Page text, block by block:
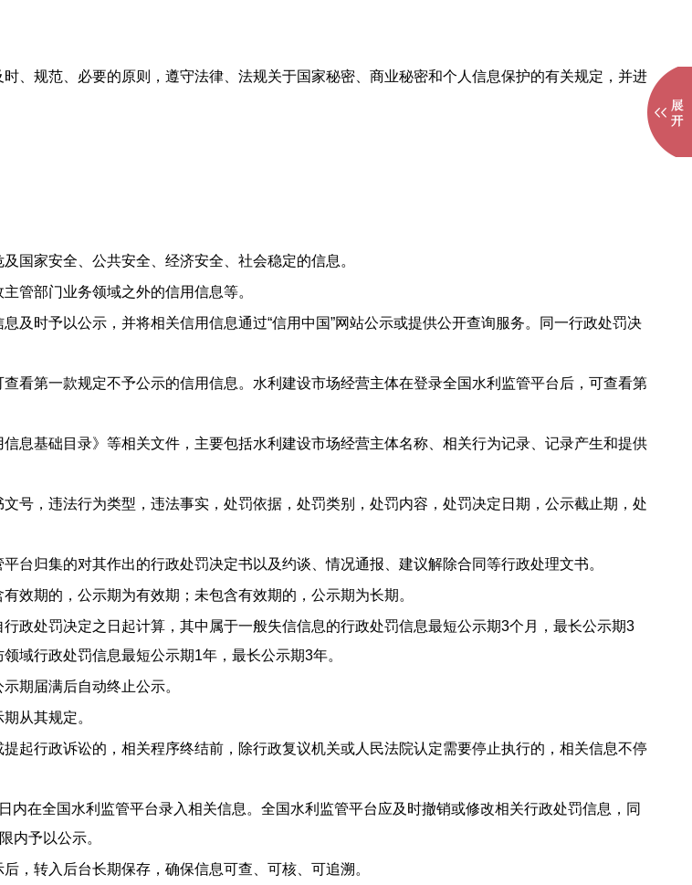
规范、必要的原则，遵守法律、法规关于国家秘密、商业秘密和个人信息保护的有关规定，并进
国家安全、公共安全、经济安全、社会稳定的信息。
管部门业务领域之外的信用信息等。
及时予以公示，并将相关信用信息通过“信用中国”网站公示或提供公开查询服务。同一行政处罚决
看第一款规定不予公示的信用信息。水利建设市场经营主体在登录全国水利监管平台后，可查看第
基础目录》等相关文件，主要包括水利建设市场经营主体名称、相关行为记录、记录产生和提供
号，违法行为类型，违法事实，处罚依据，处罚类别，处罚内容，处罚决定日期，公示截止期，处
台归集的对其作出的行政处罚决定书以及约谈、情况通报、建议解除合同等行政处理文书。
期的，公示期为有效期；未包含有效期的，公示期为长期。
政处罚决定之日起计算，其中属于一般失信信息的行政处罚信息最短公示期3个月，最长公示期3
域行政处罚信息最短公示期1年，最长公示期3年。
期届满后自动终止公示。
从其规定。
行政诉讼的，相关程序终结前，除行政复议机关或人民法院认定需要停止执行的，相关信息不停
在全国水利监管平台录入相关信息。全国水利监管平台应及时撤销或修改相关行政处罚信息，同
内予以公示。
转入后台长期保存，确保信息可查、可核、可追溯。